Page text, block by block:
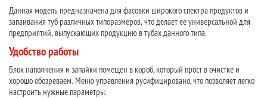
Данная модель предназначена для фасовки широкого спектра продуктов и
запаивания туб различных типоразмеров, что делает ее универсальной для
предприятий, выпускающих продукцию в тубах данного типа.
Удобство работы
Блок наполнения и запайки помещен в короб, который прост в очистке и
хорошо обозреваем. Меню управления русифицировано, что позволяет легко
настроить нужные параметры.